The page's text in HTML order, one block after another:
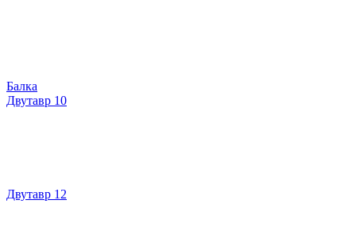
Балка
Двутавр 10
Двутавр 12